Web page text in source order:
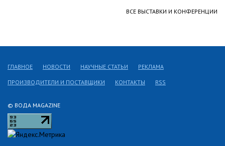
ВСЕ ВЫСТАВКИ И КОНФЕРЕНЦИИ
© ВОДА MAGAZINE
ГЛАВНОЕ НОВОСТИ НАУЧНЫЕ СТАТЬИ РЕКЛАМА
ПРОИЗВОДИТЕЛИ И ПОСТАВЩИКИ КОНТАКТЫ RSS